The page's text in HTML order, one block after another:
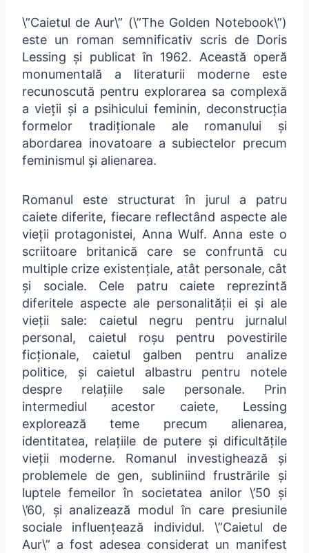
\”Caietul de Aur\” (\”The Golden Notebook\”)
este un roman semnificativ scris de Doris
Lessing și publicat în 1962. Această operă
monumentală a literaturii moderne este
recunoscută pentru explorarea sa complexă
a vieții și a psihicului feminin, deconstrucția
formelor tradiționale ale romanului și
abordarea inovatoare a subiectelor precum
feminismul și alienarea.
Romanul este structurat în jurul a patru
caiete diferite, fiecare reflectând aspecte ale
vieții protagonistei, Anna Wulf. Anna este o
scriitoare britanică care se confruntă cu
multiple crize existențiale, atât personale, cât
și sociale. Cele patru caiete reprezintă
diferitele aspecte ale personalității ei și ale
vieții sale: caietul negru pentru jurnalul
personal, caietul roșu pentru povestirile
ficționale, caietul galben pentru analize
politice, și caietul albastru pentru notele
despre relațiile sale personale. Prin
intermediul acestor caiete, Lessing
explorează teme precum alienarea,
identitatea, relațiile de putere și dificultățile
vieții moderne. Romanul investighează și
problemele de gen, subliniind frustrările și
luptele femeilor în societatea anilor \’50 și
\’60, și analizează modul în care presiunile
sociale influențează individul. \”Caietul de
Aur\” a fost adesea considerat un manifest